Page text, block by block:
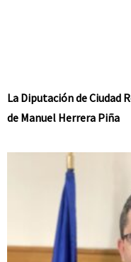
La Diputación de Ciudad
de Manuel Herrera Piña